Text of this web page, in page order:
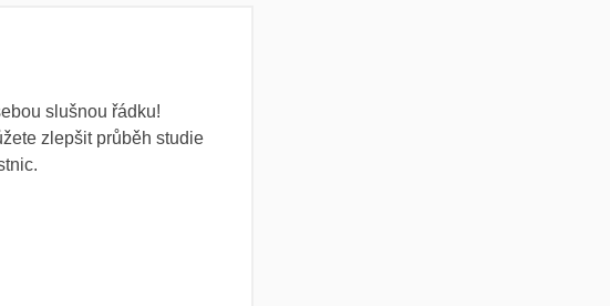
slušnou řádku!
zlepšit průběh studie